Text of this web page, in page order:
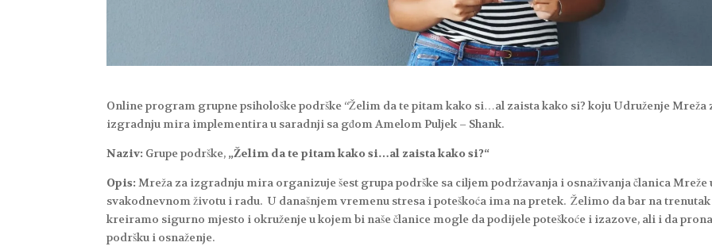
Online program grupne psihološke podrške “Želim da te pitam kako si…al zaista kako si? koju Udruženje Mreža
izgradnju mira implementira u saradnji sa gđom Amelom Puljek – Shank.
Naziv: Grupe podrške, „Želim da te pitam kako si…al zaista kako si?“
Opis: Mreža za izgradnju mira organizuje šest grupa podrške sa ciljem podržavanja i osnaživanja članica Mreže
svakodnevnom životu i radu. U današnjem vremenu stresa i poteškoća ima na pretek. Želimo da bar na trenutak
kreiramo sigurno mjesto i okruženje u kojem bi naše članice mogle da podijele poteškoće i izazove, ali i da
podršku i osnaženje.